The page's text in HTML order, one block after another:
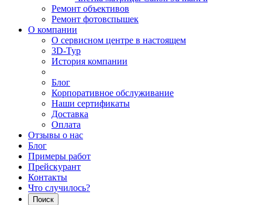
Ремонт объективов
Ремонт фотовспышек
О компании
О сервисном центре в настоящем
3D-Тур
История компании
Блог
Корпоративное обслуживание
Наши сертификаты
Доставка
Оплата
Отзывы о нас
Блог
Примеры работ
Прейскурант
Контакты
Что случилось?
Поиск